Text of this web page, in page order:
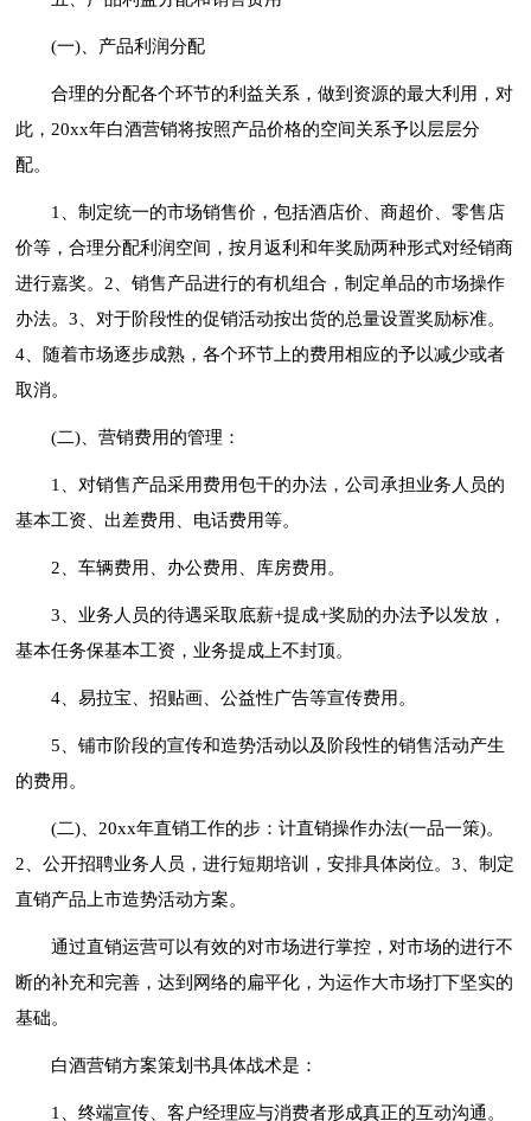
(一)、产品利润分配
合理的分配各个环节的利益关系，做到资源的最大利用，对
此，20xx年白酒营销将按照产品价格的空间关系予以层层分
配。
1、制定统一的市场销售价，包括酒店价、商超价、零售店
价等，合理分配利润空间，按月返利和年奖励两种形式对经销商
进行嘉奖。2、销售产品进行的有机组合，制定单品的市场操作
办法。3、对于阶段性的促销活动按出货的总量设置奖励标准。
4、随着市场逐步成熟，各个环节上的费用相应的予以减少或者
取消。
(二)、营销费用的管理：
1、对销售产品采用费用包干的办法，公司承担业务人员的
基本工资、出差费用、电话费用等。
2、车辆费用、办公费用、库房费用。
3、业务人员的待遇采取底薪+提成+奖励的办法予以发放，
基本任务保基本工资，业务提成上不封顶。
4、易拉宝、招贴画、公益性广告等宣传费用。
5、铺市阶段的宣传和造势活动以及阶段性的销售活动产生
的费用。
(二)、20xx年直销工作的步：计直销操作办法(一品一策)。
2、公开招聘业务人员，进行短期培训，安排具体岗位。3、制定
直销产品上市造势活动方案。
通过直销运营可以有效的对市场进行掌控，对市场的进行不
断的补充和完善，达到网络的扁平化，为运作大市场打下坚实的
基础。
白酒营销方案策划书具体战术是：
1、终端宣传、客户经理应与消费者形成真正的互动沟通。